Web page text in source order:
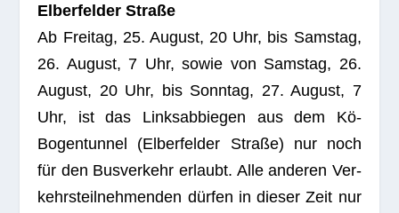
Elber­fel­der Straße
Ab Frei­tag, 25. August, 20 Uhr, bis Sams­tag,
26. August, 7 Uhr, sowie von Sams­tag, 26.
August, 20 Uhr, bis Sonn­tag, 27. August, 7
Uhr, ist das Links­ab­bie­gen aus dem Kö-
Bogen­tun­nel (Elber­fel­der Straße) nur noch
für den Bus­ver­kehr erlaubt. Alle ande­ren Ver­
kehrs­teil­neh­men­den dür­fen in die­ser Zeit nur